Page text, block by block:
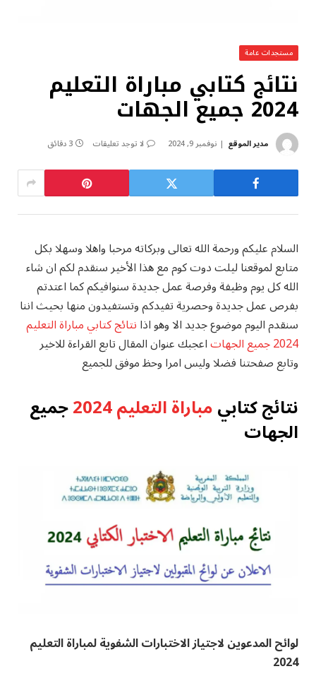
مستجدات عامة
نتائج كتابي مباراة التعليم
2024 جميع الجهات
مدير الموقع نوفمبر 9, 2024 لا توجد تعليقات 3 دقائق
السلام عليكم ورحمة الله تعالى وبركاته مرحبا واهلا وسهلا بكل
متابع لموقعنا ليلت دوت كوم مع هذا الأخير سنقدم لكم ان شاء
الله كل يوم وظيفة وفرصة عمل جديدة سنوافيكم كما اعتدتم
بفرص عمل جديدة وحصرية تفيدكم وتستفيدون منها بحيث اننا
سنقدم اليوم موضوع جديد الا وهو اذانتائج كتابي مباراة التعليم
2024 جميع الجهات اعجبك عنوان المقال تابع القراءة للاخير
وتابع صفحتنا فضلا وليس امرا وحظ موفق للجميع
نتائج كتابيمباراة التعليم 2024 جميع
الجهات
لوائح المدعوين لاجتياز الاختبارات الشفوية لمباراة التعليم
2024